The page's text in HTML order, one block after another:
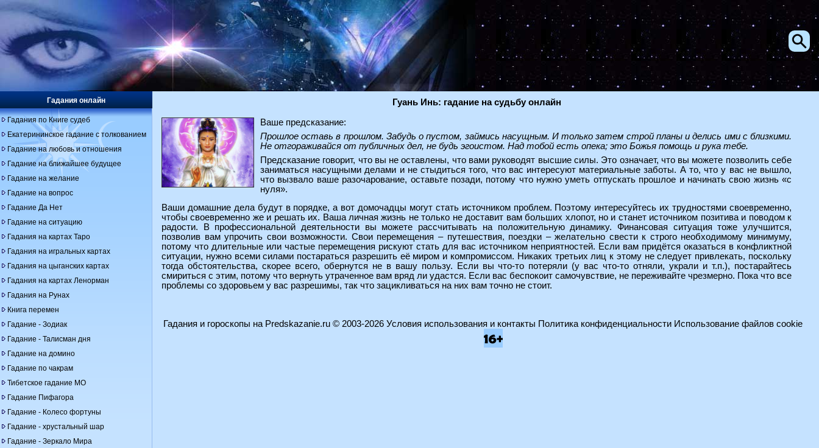
Гуань Инь: гадание на судьбу онлайн
Ваше предсказание:
Прошлое оставь в прошлом. Забудь о пустом, займись насущным. И только затем строй планы и делись ими с близкими.
Не отгораживайся от публичных дел, не будь эгоистом. Над тобой есть опека; это Божья помощь и рука тебе.
Предсказание говорит, что вы не оставлены, что вами руководят высшие силы. Это означает, что вы можете позволить себе
заниматься насущными делами и не стыдиться того, что вас интересуют материальные заботы. А то, что у вас не вышло,
что вызвало ваше разочарование, оставьте позади, потому что нужно уметь отпускать прошлое и начинать свою жизнь «с
нуля».
Ваши домашние дела будут в порядке, а вот домочадцы могут стать источником проблем. Поэтому интересуйтесь их трудностями своевременно,
чтобы своевременно же и решать их. Ваша личная жизнь не только не доставит вам больших хлопот, но и станет источником позитива и поводом к
радости. В профессиональной деятельности вы можете рассчитывать на положительную динамику. Финансовая ситуация тоже улучшится,
позволив вам упрочить свои возможности. Свои перемещения – путешествия, поездки – желательно свести к строго необходимому минимуму,
потому что длительные или частые перемещения рискуют стать для вас источником неприятностей. Если вам придётся оказаться в конфликтной
ситуации, нужно всеми силами постараться разрешить её миром и компромиссом. Никаких третьих лиц к этому не следует привлекать, поскольку
тогда обстоятельства, скорее всего, обернутся не в вашу пользу. Если вы что-то потеряли (у вас что-то отняли, украли и т.п.), постарайтесь
смириться с этим, потому что вернуть утраченное вам вряд ли удастся. Если вас беспокоит самочувствие, не переживайте чрезмерно. Пока что все
проблемы со здоровьем у вас разрешимы, так что зацикливаться на них вам точно не стоит.
Гадания онлайн
Гадания по Книге судеб
Екатерининское гадание с толкованием
Гадание на любовь и отношения
Гадание на ближайшее будущее
Гадание на желание
Гадание на вопрос
Гадание Да Нет
Гадание на ситуацию
Гадания на картах Таро
Гадания на игральных картах
Гадания на цыганских картах
Гадания на картах Ленорман
Гадания на Рунах
Книга перемен
Гадание - Зодиак
Гадание - Талисман дня
Гадание на домино
Гадание по чакрам
Тибетское гадание МО
Гадание Пифагора
Гадание - Колесо фортуны
Гадание - хрустальный шар
Гадание - Зеркало Мира
Гадания и гороскопы на Predskazanie.ru© 2003-2026 Условия использования и контакты Политика конфиденциальности Использование файлов cookie